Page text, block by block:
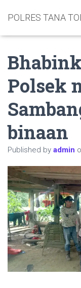
POLRES TANA
Polsek
binaan
Published by admin